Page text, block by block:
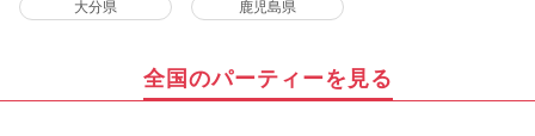
大分県 鹿児島県
全国のパーティーを見る